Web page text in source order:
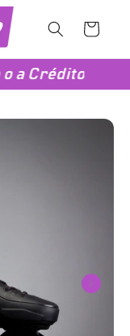
Carrito
a Crédito